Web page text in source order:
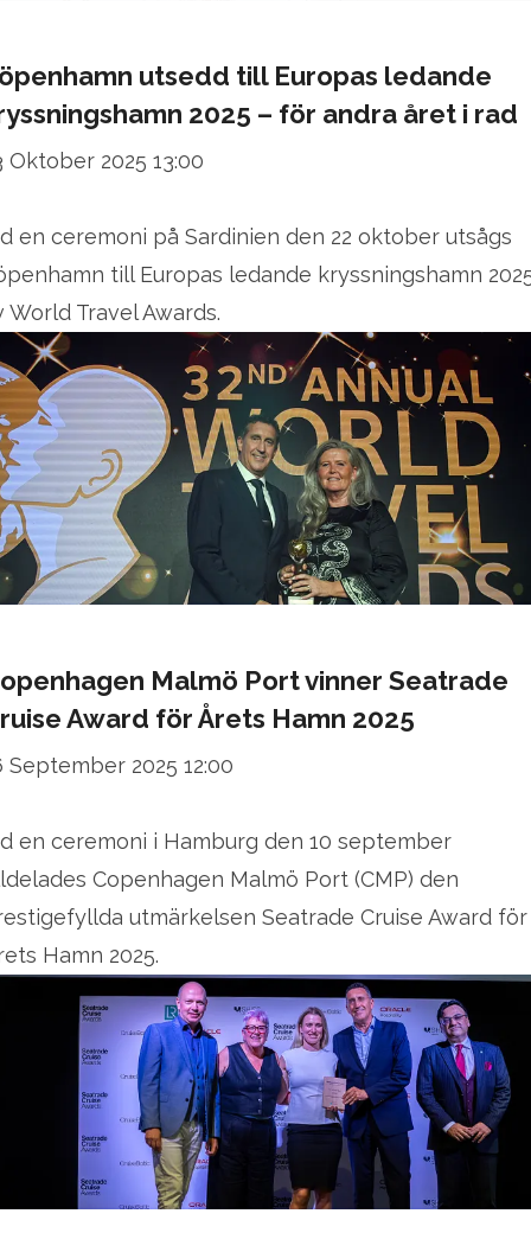
utsedd till Europas ledande
2025 – för andra året i rad
Oktober 2025 13:00
en ceremoni på Sardinien den 22 oktober utsågs
till Europas ledande kryssningshamn
World Travel Awards.
Malmö Port vinner Seatrade
Award för Årets Hamn 2025
September 2025 12:00
en ceremoni i Hamburg den 10 september
Copenhagen Malmö Port (CMP) den
utmärkelsen Seatrade Cruise Award för
Hamn 2025.